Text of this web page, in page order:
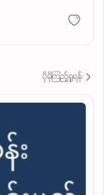
ပိုမိုကြည့်ရှုရန်